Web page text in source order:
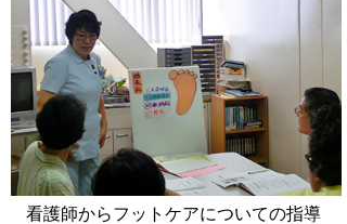
看護師からフットケアについての指導